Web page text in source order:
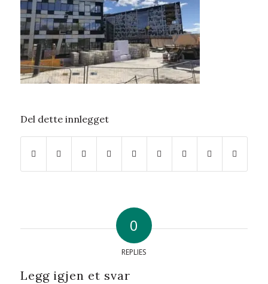
Del dette innlegget
0
REPLIES
Legg igjen et svar